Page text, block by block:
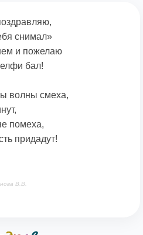
снимал»
и пожелаю
бал!
волны смеха,
помеха,
придадут!
В.В.